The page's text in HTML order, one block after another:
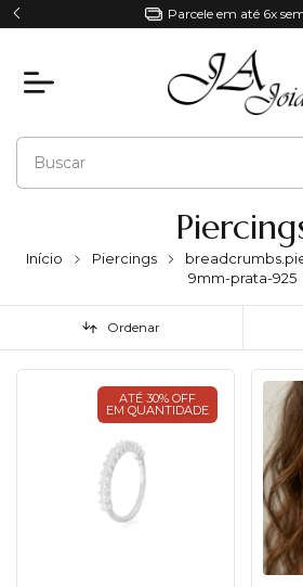
Parcele em até 6x
Início Piercings
9mm-prata-925
Ordenar
ATÉ 30% OFF
EM QUANTIDADE